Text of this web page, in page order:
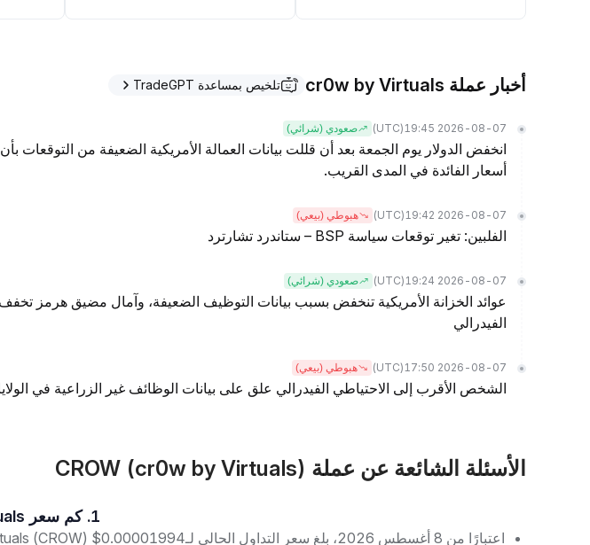
أخبار عملة cr0w by Virtuals تلخيص بمساعدة TradeGPT
2026-08-07 19:45
(UTC) صعودي (شرائي)
انخفض الدولار يوم الجمعة بعد أن قللت بيانات العمالة الأمريكية الضعيفة من التوقعات
أسعار الفائدة في المدى القريب.
2026-08-07 19:42
(UTC) هبوطي (بيعي)
الفلبين: تغير توقعات سياسة BSP – ستاندرد تشارترد
2026-08-07 19:24
(UTC) صعودي (شرائي)
عوائد الخزانة الأمريكية تنخفض بسبب بيانات التوظيف الضعيفة، وآمال مضيق هرمز
الفيدرالي
2026-08-07 17:50
(UTC) هبوطي (بيعي)
الشخص الأقرب إلى الاحتياطي الفيدرالي علق على بيانات الوظائف غير الزراعية في
الأسئلة الشائعة عن عملة CROW (cr0w by Virtuals)
1. كم سعر cr0w by Virtuals اليوم؟